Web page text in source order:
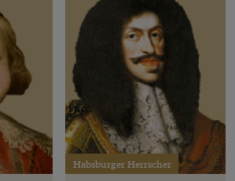
Habsburger Herrscher